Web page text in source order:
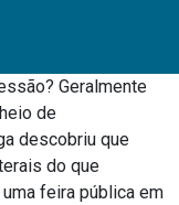
Geralmente
de
descobriu que
do que
feira pública em